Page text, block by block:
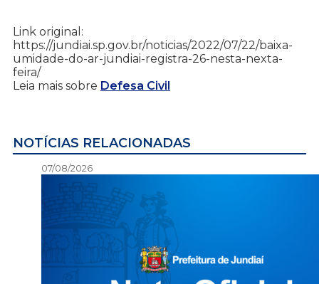
Link original:
https://jundiai.sp.gov.br/noticias/2022/07/22/baixa-
umidade-do-ar-jundiai-registra-26-nesta-nexta-
feira/
Leia mais sobre Defesa Civil
NOTÍCIAS RELACIONADAS
07/08/2026